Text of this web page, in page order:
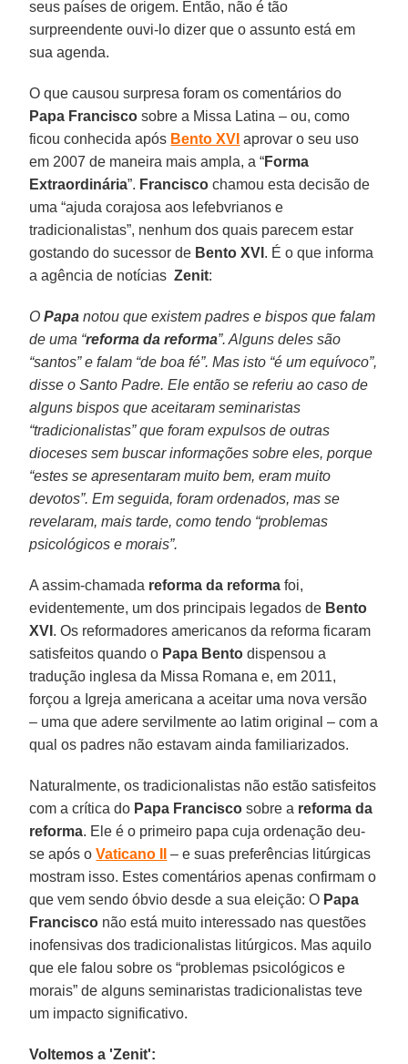
seus países de origem. Então, não é tão
surpreendente ouvi-lo dizer que o assunto está em
sua agenda.
O que causou surpresa foram os comentários do
Papa Francisco sobre a Missa Latina – ou, como
ficou conhecida após Bento XVI aprovar o seu uso
em 2007 de maneira mais ampla, a “Forma
Extraordinária”. Francisco chamou esta decisão de
uma “ajuda corajosa aos lefebvrianos e
tradicionalistas”, nenhum dos quais parecem estar
gostando do sucessor de Bento XVI . É o que informa
a agência de notíciasZenit:
OPapa notou que existem padres e bispos que falam
de uma “reforma da reforma”. Alguns deles são
“santos” e falam “de boa fé”. Mas isto “é um equívoco”,
disse o Santo Padre. Ele então se referiu ao caso de
alguns bispos que aceitaram seminaristas
“tradicionalistas” que foram expulsos de outras
dioceses sem buscar informações sobre eles, porque
“estes se apresentaram muito bem, eram muito
devotos”. Em seguida, foram ordenados, mas se
revelaram, mais tarde, como tendo “problemas
psicológicos e morais”.
A assim-chamada reforma da reforma foi,
evidentemente, um dos principais legados de Bento
XVI . Os reformadores americanos da reforma ficaram
satisfeitos quando o Papa Bento dispensou a
tradução inglesa da Missa Romana e, em 2011,
forçou a Igreja americana a aceitar uma nova versão
– uma que adere servilmente ao latim original – com a
qual os padres não estavam ainda familiarizados.
Naturalmente, os tradicionalistas não estão satisfeitos
com a crítica do Papa Francisco sobre a reforma da
reforma. Ele é o primeiro papa cuja ordenação deu-
se após oVaticano II
– e suas preferências litúrgicas
mostram isso. Estes comentários apenas confirmam o
que vem sendo óbvio desde a sua eleição: O Papa
Francisco não está muito interessado nas questões
inofensivas dos tradicionalistas litúrgicos. Mas aquilo
que ele falou sobre os “problemas psicológicos e
morais” de alguns seminaristas tradicionalistas teve
um impacto significativo.
Voltemos a 'Zenit':